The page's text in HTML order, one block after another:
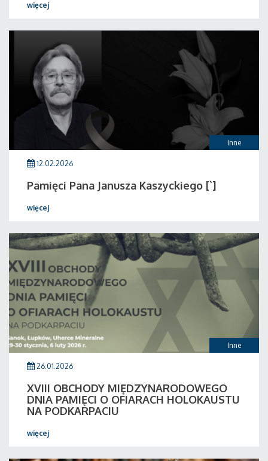
więcej
Inne
12.02.2026
Pamięci Pana Janusza Kaszyckiego [`]
więcej
Inne
26.01.2026
XVIII OBCHODY MIĘDZYNARODOWEGO
DNIA PAMIĘCI O OFIARACH HOLOKAUSTU
NA PODKARPACIU
więcej